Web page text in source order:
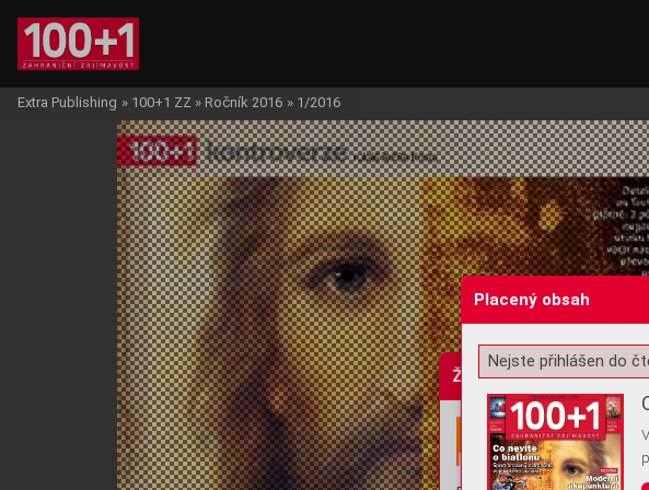
Žádost o souhlas s
Extra Publishing » 100+1 ZZ » Ročník 2016 » 1/2016
Placený obsah
Nejste přihlášen do